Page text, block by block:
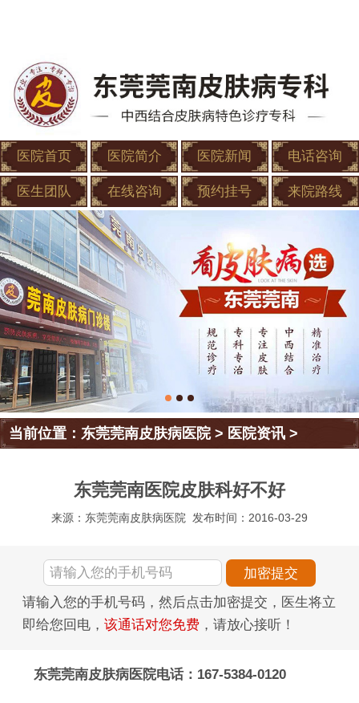
医院首页 医院简介 医院新闻 电话咨询
医生团队 在线咨询 预约挂号 来院路线
当前位置：东莞莞南皮肤病医院> 医院资讯 >
东莞莞南医院皮肤科好不好
来源：东莞莞南皮肤病医院 发布时间：2016-03-29
请输入您的手机号码，然后点击加密提交，医生将立
即给您回电， 该通话对您免费 ，请放心接听！
东莞莞南皮肤病医院电话：167-5384-0120